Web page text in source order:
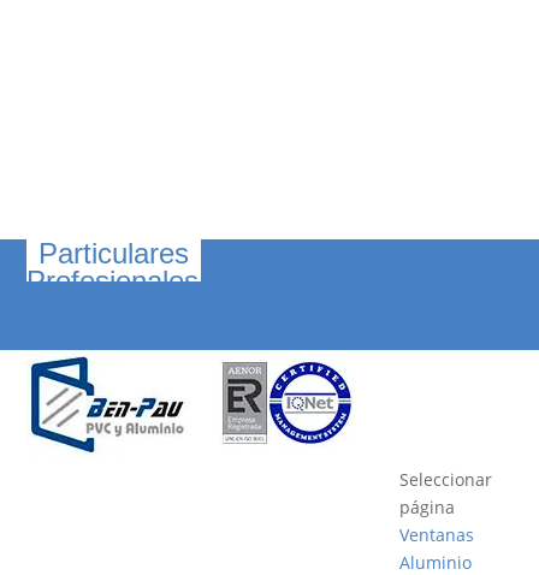
Particulares
Profesionales
Seleccionar
página
Ventanas
Aluminio